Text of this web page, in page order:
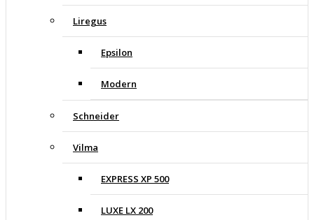
Liregus
Epsilon
Modern
Schneider
Vilma
EXPRESS XP 500
LUXE LX 200